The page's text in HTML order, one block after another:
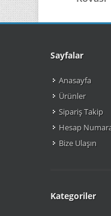
Sayfalar
Anasayfa
Ürünler
Sipariş Takip
Hesap
Bize Ulaşın
Kategoriler